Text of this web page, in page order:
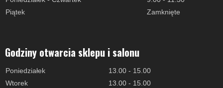
Piątek
Zamknięte
Godziny otwarcia sklepu i salonu
Poniedziałek
13.00 - 15.00
Wtorek
13.00 - 15.00